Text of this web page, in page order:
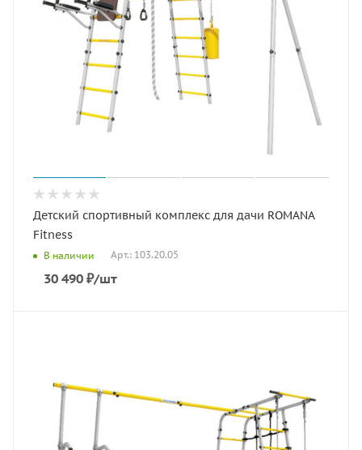
Детский спортивный комплекс для дачи ROMANA
Fitness
В наличии Арт.: 103.20.05
30 490 ₽/шт